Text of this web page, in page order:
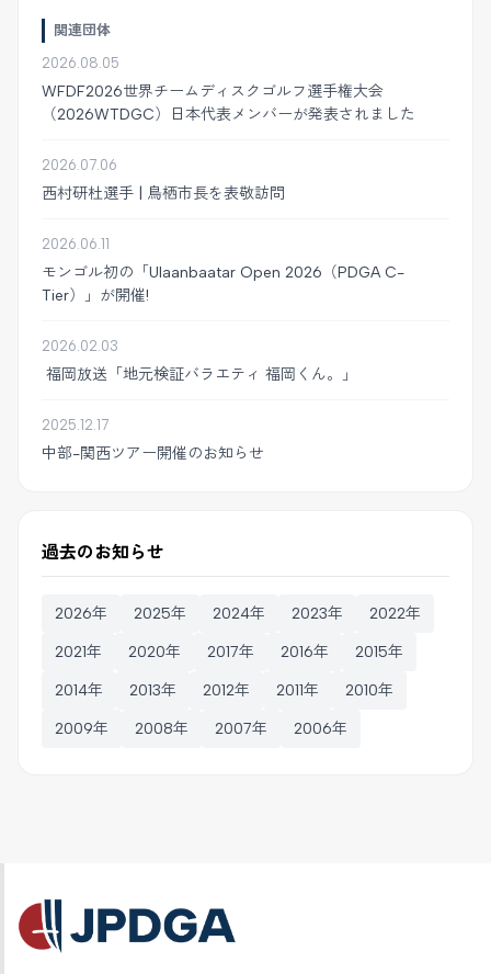
関連団体
2026.08.05
WFDF2026世界チームディスクゴルフ選手権大会
（2026WTDGC）日本代表メンバーが発表されました
2026.07.06
西村研杜選手 | 鳥栖市長を表敬訪問
2026.06.11
モンゴル初の「Ulaanbaatar Open 2026（PDGA C-
Tier）」が開催!
2026.02.03
福岡放送「地元検証バラエティ 福岡くん。」
2025.12.17
中部-関西ツアー開催のお知らせ
過去のお知らせ
2026年 2025年 2024年 2023年 2022年
2021年 2020年 2017年 2016年 2015年
2014年 2013年 2012年 2011年 2010年
2009年 2008年 2007年 2006年